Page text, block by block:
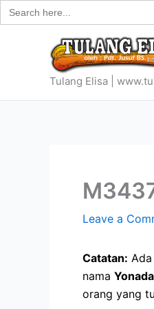
Search
for:
Skip
to
Tulang Elisa |
Leave a
Catatan:
nama
orang yang